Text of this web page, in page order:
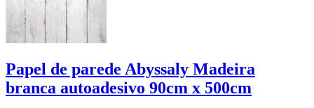
Papel de parede Abyssaly Madeira
branca autoadesivo 90cm x 500cm